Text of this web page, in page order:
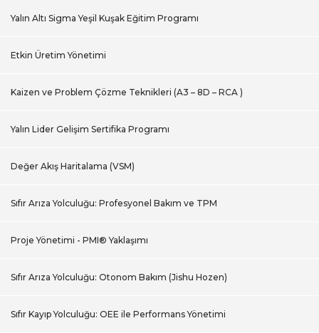
Yalın Altı Sigma Yeşil Kuşak Eğitim Programı
Etkin Üretim Yönetimi
Kaizen ve Problem Çözme Teknikleri (A3 – 8D – RCA )
Yalın Lider Gelişim Sertifika Programı
Değer Akış Haritalama (VSM)
Sıfır Arıza Yolculuğu: Profesyonel Bakım ve TPM
Proje Yönetimi - PMI® Yaklaşımı
Sıfır Arıza Yolculuğu: Otonom Bakım (Jishu Hozen)
Sıfır Kayıp Yolculuğu: OEE ile Performans Yönetimi